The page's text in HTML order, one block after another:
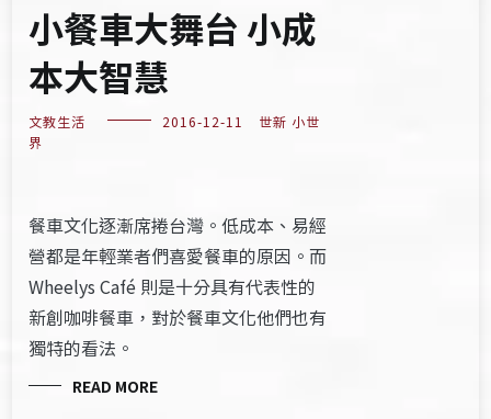
小餐車大舞台 小成
本大智慧
文教生活 2016-12-11
世新 小世
界
餐車文化逐漸席捲台灣。低成本、易經
營都是年輕業者們喜愛餐車的原因。而
Wheelys Café 則是十分具有代表性的
新創咖啡餐車，對於餐車文化他們也有
獨特的看法。
READ MORE